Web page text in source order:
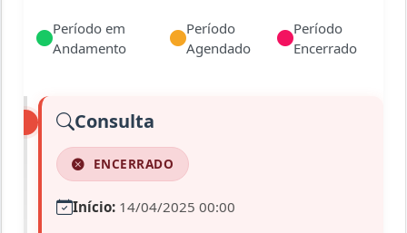
Período em
Andamento
Período
Agendado
Período
Encerrado
Consulta
ENCERRADO
Início: 14/04/2025 00:00